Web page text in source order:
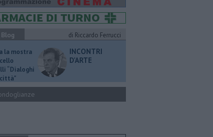
di Riccardo Ferrucci
la mostra
“Dialoghi
INCONTRI
D'ARTE